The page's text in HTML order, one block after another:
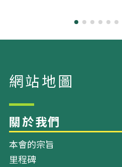
本會的宗旨
里程碑